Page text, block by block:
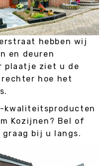
hebben wij
en deuren
plaatje ziet u de
hoe het
kwaliteitsproducten
Kozijnen? Bel of
graag bij u langs.